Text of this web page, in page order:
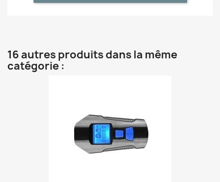
16 autres produits dans la même
catégorie :